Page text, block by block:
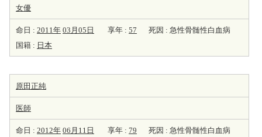
女優
命日 : 2011年 03月05日 享年 : 57
死因 : 急性骨髄性白血病
国籍 : 日本
原田正純
医師
命日 : 2012年 06月11日 享年 : 79
死因 : 急性骨髄性白血病